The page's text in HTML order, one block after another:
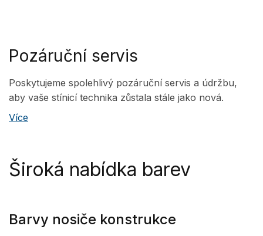
Pozáruční servis
Poskytujeme spolehlivý pozáruční servis a údržbu,
aby vaše stínicí technika zůstala stále jako nová.
Více
Široká nabídka barev
Barvy nosiče konstrukce